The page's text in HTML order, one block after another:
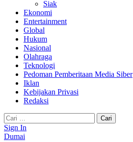
Siak
Ekonomi
Entertainment
Global
Hukum
Nasional
Olahraga
Teknologi
Pedoman Pemberitaan Media Siber
Iklan
Kebijakan Privasi
Redaksi
Cari
untuk:
Sign In
Dumai